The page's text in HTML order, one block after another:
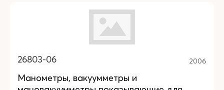
26803-06 2006
Манометры, вакуумметры и